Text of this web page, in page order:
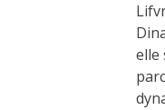
elle